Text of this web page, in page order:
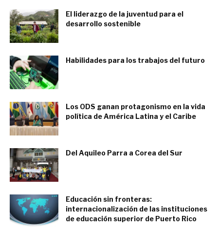
El liderazgo de la juventud para el
desarrollo sostenible
Habilidades para los trabajos del futuro
Los ODS ganan protagonismo en la vida
política de América Latina y el Caribe
Del Aquileo Parra a Corea del Sur
Educación sin fronteras:
internacionalización de las instituciones
de educación superior de Puerto Rico